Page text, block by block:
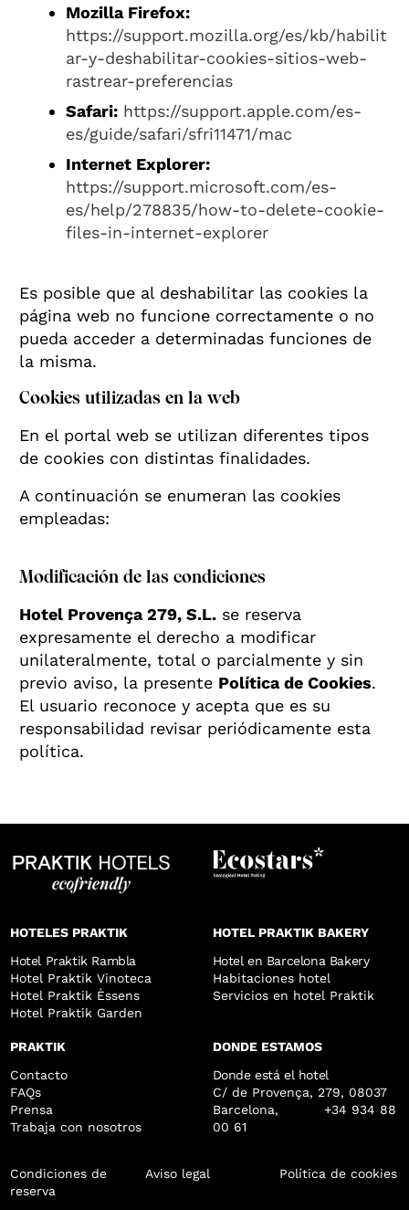
Mozilla Firefox:
https://support.mozilla.org/es/kb/habilit
ar-y-deshabilitar-cookies-sitios-web-
rastrear-preferencias
Safari: https://support.apple.com/es-
es/guide/safari/sfri11471/mac
Internet Explorer:
https://support.microsoft.com/es-
es/help/278835/how-to-delete-cookie-
files-in-internet-explorer
Es posible que al deshabilitar las cookies la
página web no funcione correctamente o no
pueda acceder a determinadas funciones de
la misma.
Cookies utilizadas en la web
En el portal web se utilizan diferentes tipos
de cookies con distintas finalidades.
A continuación se enumeran las cookies
empleadas:
Modificación de las condiciones
Hotel Provença 279, S.L. se reserva
expresamente el derecho a modificar
unilateralmente, total o parcialmente y sin
previo aviso, la presente Política de Cookies.
El usuario reconoce y acepta que es su
responsabilidad revisar periódicamente esta
política.
HOTELES PRAKTIK
Hotel Praktik Rambla
Hotel Praktik Vinoteca
Hotel Praktik Èssens
Hotel Praktik Garden
HOTEL PRAKTIK BAKERY
Hotel en Barcelona Bakery
Habitaciones hotel
Servicios en hotel Praktik
PRAKTIK
Contacto
FAQs
Prensa
Trabaja con nosotros
DONDE ESTAMOS
Donde está el hotel
C/ de Provença, 279, 08037
Barcelona, +34 934 88
00 61
Condiciones de
reserva
Aviso legal Política de cookies